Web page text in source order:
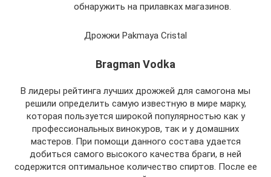
обнаружить на прилавках магазинов.
Дрожжи Pakmaya Cristal
Bragman Vodka
В лидеры рейтинга лучших дрожжей для самогона мы
решили определить самую известную в мире марку,
которая пользуется широкой популярностью как у
профессиональных винокуров, так и у домашних
мастеров. При помощи данного состава удается
добиться самого высокого качества браги, в ней
содержится оптимальное количество спиртов. После ее